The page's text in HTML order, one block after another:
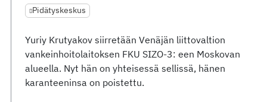
Pidätyskeskus
Yuriy Krutyakov siirretään Venäjän liittovaltion
vankeinhoitolaitoksen FKU SIZO-3: een Moskovan
alueella. Nyt hän on yhteisessä sellissä, hänen
karanteeninsa on poistettu.